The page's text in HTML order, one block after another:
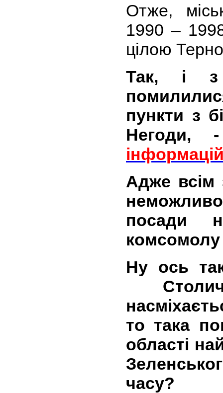
Отже,
1990 –
цілою
Так, і з
пункти з
Негоди,
Адже всім
посади
комсомолу
Ну ось
то така
області
часу?